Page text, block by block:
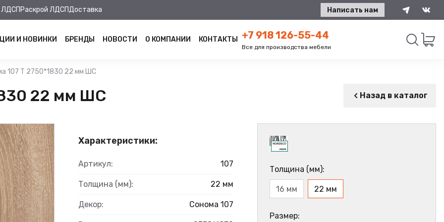
ЛДСП Раскрой ЛДСПДоставка Написать нам
И НОВИНКИ БРЕНДЫ НОВОСТИ О КОМПАНИИ КОНТАКТЫ +7 918 126-55-44
Все для производства мебели
107 Т 2750*1830 22 мм ШС
22 мм ШС Назад в каталог
Характеристики:
Артикул: 107
Толщина (мм): 22 мм
Декор: Сонома 107
Толщина (мм):
16 мм 22 мм
Размер: